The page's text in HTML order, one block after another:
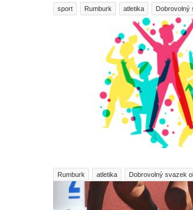
sport Rumburk atletika Dobrovolný
Rumburk atletika Dobrovolný svazek